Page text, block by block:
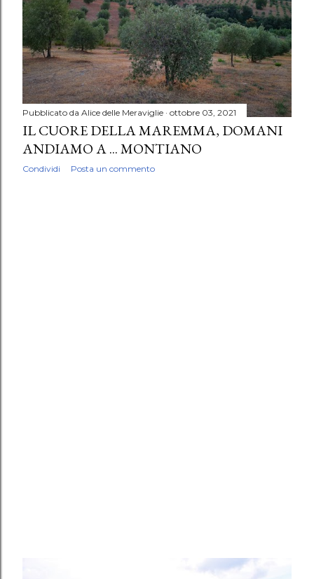
Pubblicato da Alice delle Meraviglie ottobre 03, 2021
IL CUORE DELLA MAREMMA, DOMANI
ANDIAMO A ... MONTIANO
Condividi Posta un commento